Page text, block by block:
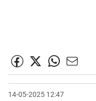
14-05-2025 12:47